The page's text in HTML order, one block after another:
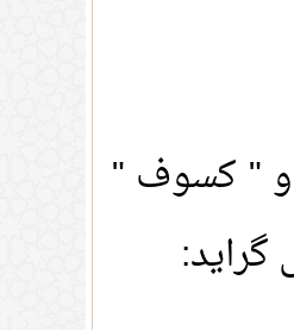
و " کسوف "